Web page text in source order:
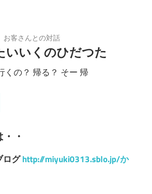
お客さんとの対話
いいくのひだつた
くの？ 帰る？ そー 帰
・
ログhttp://miyuki0313.sblo.jp/か